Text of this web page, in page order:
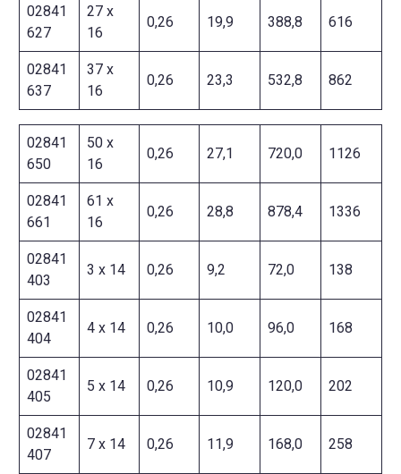
02841
627
27 x
16
0,26 19,9 388,8 616
02841
637
37 x
16
0,26 23,3 532,8 862
02841
650
50 x
16
0,26 27,1 720,0 1126
02841
661
61 x
16
0,26 28,8 878,4 1336
02841
403
3 x 14 0,26 9,2 72,0 138
02841
404
4 x 14 0,26 10,0 96,0 168
02841
405
5 x 14 0,26 10,9 120,0 202
02841
407
7 x 14 0,26 11,9 168,0 258